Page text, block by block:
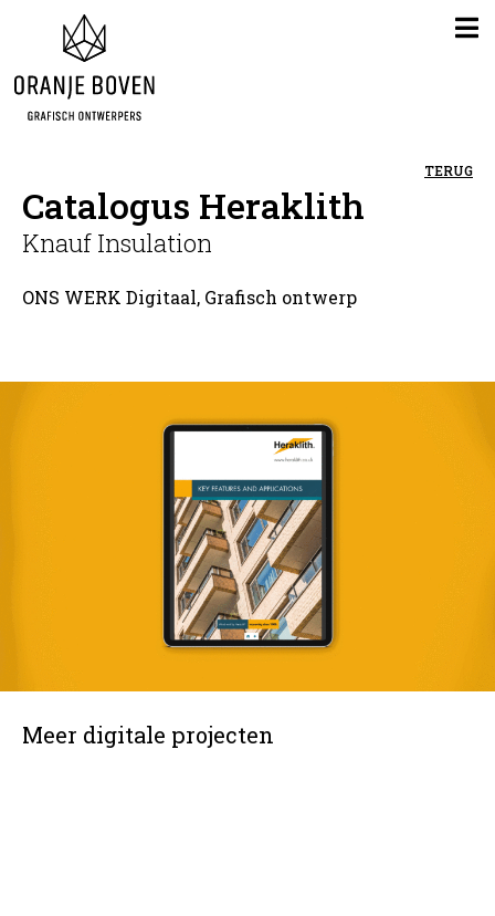
Catalogus Heraklith
TERUG
Knauf Insulation
ONS WERK Digitaal, Grafisch ontwerp
Meer digitale projecten